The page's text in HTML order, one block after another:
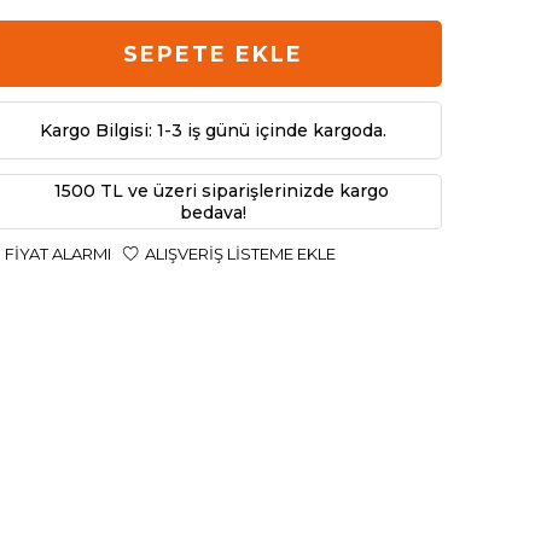
SEPETE EKLE
Kargo Bilgisi: 1-3 iş günü içinde kargoda.
1500 TL ve üzeri siparişlerinizde kargo
bedava!
FIYAT ALARMI ALIŞVERIŞ LISTEME EKLE